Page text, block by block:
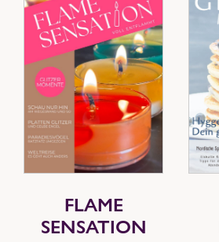
FLAME
SENSATION